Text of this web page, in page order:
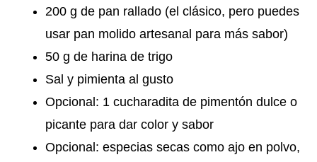
200 g de pan rallado (el clásico, pero puedes
usar pan molido artesanal para más sabor)
50 g de harina de trigo
Sal y pimienta al gusto
Opcional: 1 cucharadita de pimentón dulce o
picante para dar color y sabor
Opcional: especias secas como ajo en polvo,